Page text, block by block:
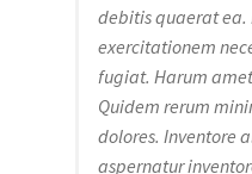
debitis quaerat ea.
exercitationem
fugiat. Harum
Quidem rerum
dolores. Inventore
aspernatur